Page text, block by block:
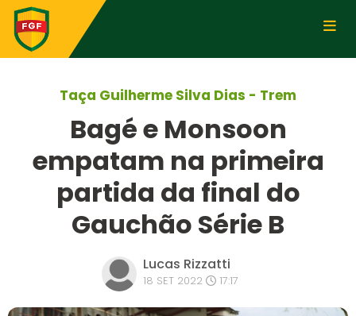
Taça Guilherme Silva Dias - Trem
Bagé e Monsoon
empatam na primeira
partida da final do
Gauchão Série B
Lucas Rizzatti
18 SET 2022 17:17